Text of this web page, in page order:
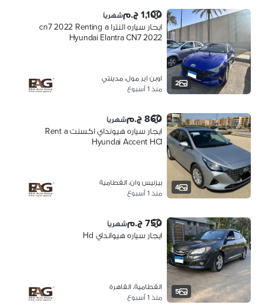
2
1,100 ج.م شهرياً
ايحار سياره النترا cn7 2022 Renting a
Hyundai Elantra CN7 2022
اوبن اير مول، مدينتي
منذ 1 أسبوع
4
860 ج.م شهرياً
ايجار سياره هيونداي اكسنت Rent a
Hyundai Accent HCI
بيزنيس وان، القطامية
منذ 1 أسبوع
5
750 ج.م شهرياً
ايجار سياره هيوانداي Hd
القطامية، القاهرة
منذ 1 أسبوع